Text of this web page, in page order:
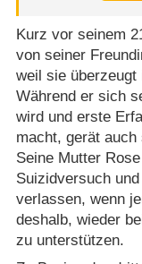
Kurz vor seinem
von seiner
weil sie
Während er sich
wird und erste
macht, gerät auch
Seine Mutter
Suizidversuch
verlassen, wenn
deshalb, wieder
zu unterstützen.